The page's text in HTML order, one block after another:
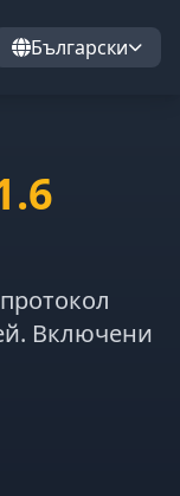
Български
Включени